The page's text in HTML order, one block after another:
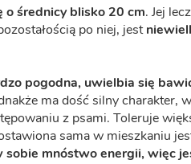
o średnicy blisko 20 cm. Jej
po niej, jest
pogodna, uwielbia się
ma dość silny charakter,
z psami. Toleruje
sama w mieszkaniu
sobie mnóstwo energii, więc